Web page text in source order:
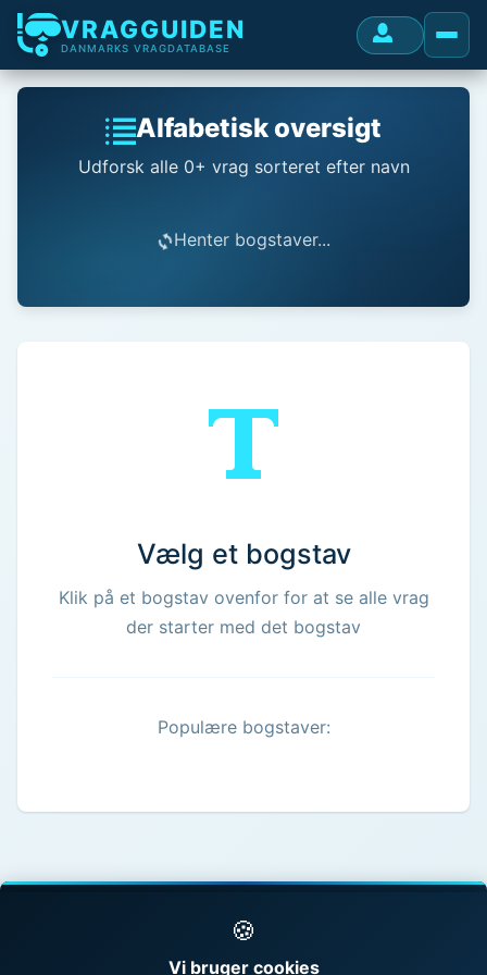
VRAGGUIDEN
DANMARKS VRAGDATABASE
Alfabetisk oversigt
Udforsk alle 0+ vrag sorteret efter navn
Henter bogstaver...
Vælg et bogstav
Klik på et bogstav ovenfor for at se alle vrag
der starter med det bogstav
Populære bogstaver:
© 1998 - 2026 Vragguiden - Danmarks største
🍪
Vi bruger cookies